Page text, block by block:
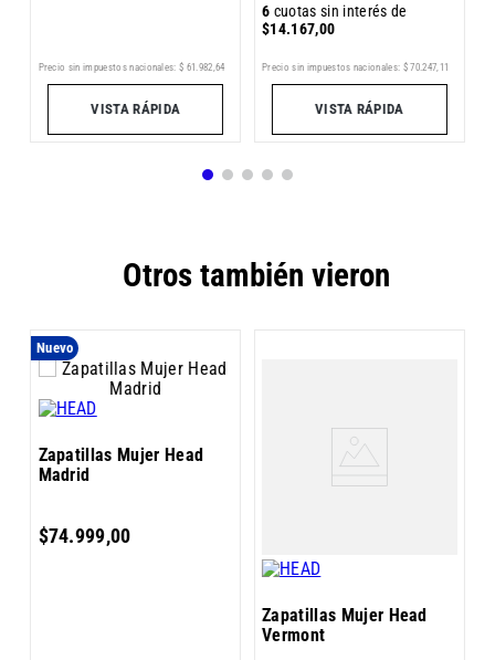
Precio sin impuestos nacionales: $ 61.982,64
VISTA RÁPIDA
6 cuotas sin interés de
$14.167,00
Precio sin impuestos nacionales: $ 70.247,11
VISTA RÁPIDA
Otros también vieron
Nuevo
Zapatillas Mujer Head
Madrid
$74.999,00
Zapatillas Mujer Head
Vermont